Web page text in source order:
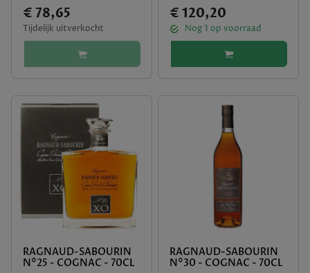
€ 78,65
Tijdelijk uitverkocht
€ 120,20
Nog1 op voorraad
RAGNAUD-SABOURIN
N°25 - COGNAC - 70CL
RAGNAUD-SABOURIN
N°30 - COGNAC - 70CL